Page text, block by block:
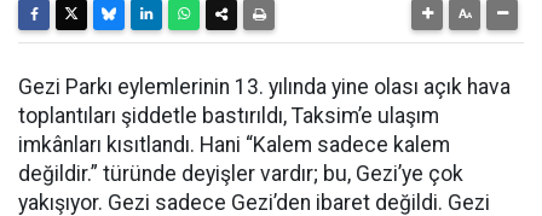
Gezi Parkı eylemlerinin 13. yılında yine olası açık hava
toplantıları şiddetle bastırıldı, Taksim’e ulaşım
imkânları kısıtlandı. Hani “Kalem sadece kalem
değildir.” türünde deyişler vardır; bu, Gezi’ye çok
yakışıyor. Gezi sadece Gezi’den ibaret değildi. Gezi